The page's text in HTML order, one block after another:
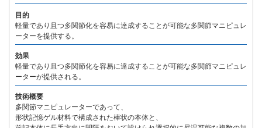
目的
軽量であり且つ多関節化を容易に達成することが可能な多関節マニピュレ
ーターを提供する。
効果
軽量であり且つ多関節化を容易に達成することが可能な多関節マニピュレ
ーターが提供される。
技術概要
多関節マニピュレーターであって、
形状記憶ゲル材料で構成された棒状の本体と、